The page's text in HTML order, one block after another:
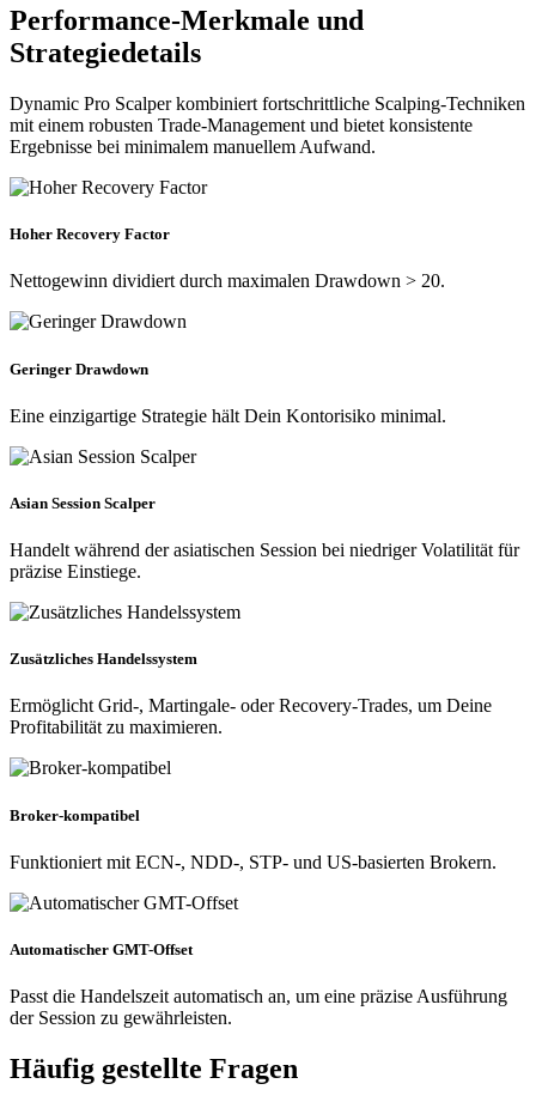
Performance-Merkmale und
Strategiedetails
Dynamic Pro Scalper kombiniert fortschrittliche Scalping-Techniken
mit einem robusten Trade-Management und bietet konsistente
Ergebnisse bei minimalem manuellem Aufwand.
Hoher Recovery Factor
Nettogewinn dividiert durch maximalen Drawdown > 20.
Geringer Drawdown
Eine einzigartige Strategie hält Dein Kontorisiko minimal.
Asian Session Scalper
Handelt während der asiatischen Session bei niedriger Volatilität für
präzise Einstiege.
Zusätzliches Handelssystem
Ermöglicht Grid-, Martingale- oder Recovery-Trades, um Deine
Profitabilität zu maximieren.
Broker-kompatibel
Funktioniert mit ECN-, NDD-, STP- und US-basierten Brokern.
Automatischer GMT-Offset
Passt die Handelszeit automatisch an, um eine präzise Ausführung
der Session zu gewährleisten.
Häufig gestellte Fragen